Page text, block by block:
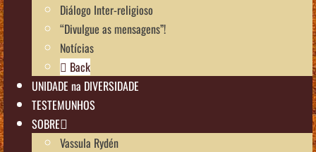
Diálogo Inter-religioso
“Divulgue as mensagens”!
Notícias
Back
UNIDADE na DIVERSIDADE
TESTEMUNHOS
SOBRE
Vassula Rydén